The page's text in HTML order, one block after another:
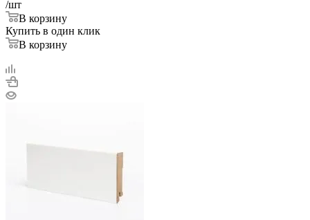
/шт
В корзину
Купить в один клик
В корзину